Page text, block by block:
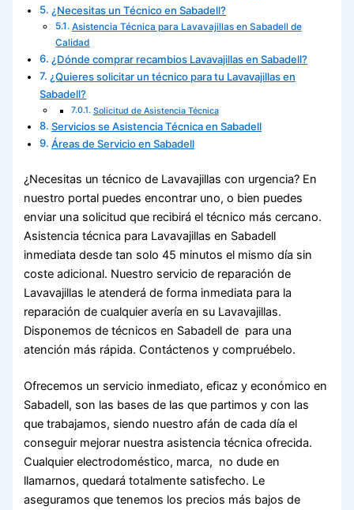
¿Necesitas un Técnico en Sabadell?
Asistencia Técnica para Lavavajillas en Sabadell de
Calidad
¿Dónde comprar recambios Lavavajillas en Sabadell?
¿Quieres solicitar un técnico para tu Lavavajillas en
Sabadell?
Solicitud de Asistencia Técnica
Servicios se Asistencia Técnica en Sabadell
Áreas de Servicio en Sabadell
¿Necesitas un técnico de Lavavajillas con urgencia? En
nuestro portal puedes encontrar uno, o bien puedes
enviar una solicitud que recibirá el técnico más cercano.
Asistencia técnica para Lavavajillas en Sabadell
inmediata desde tan solo 45 minutos el mismo día sin
coste adicional. Nuestro servicio de reparación de
Lavavajillas le atenderá de forma inmediata para la
reparación de cualquier avería en su Lavavajillas.
Disponemos de técnicos en Sabadell de para una
atención más rápida. Contáctenos y compruébelo.
Ofrecemos un servicio inmediato, eficaz y económico en
Sabadell, son las bases de las que partimos y con las
que trabajamos, siendo nuestro afán de cada día el
conseguir mejorar nuestra asistencia técnica ofrecida.
Cualquier electrodoméstico, marca, no dude en
llamarnos, quedará totalmente satisfecho. Le
aseguramos que tenemos los precios más bajos de